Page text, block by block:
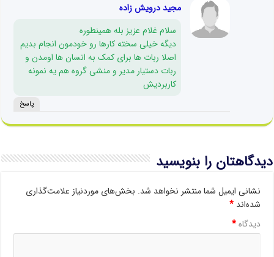
مجید درویش زاده
سلام غلام عزیز بله همینطوره
دیگه خیلی سخته کارها رو خودمون انجام بدیم
اصلا ربات ها برای کمک به انسان ها اومدن و
ربات دستیار مدیر و منشی گروه هم یه نمونه
کاربردیش
پاسخ
دیدگاهتان را بنویسید
نشانی ایمیل شما منتشر نخواهد شد. بخش‌های موردنیاز علامت‌گذاری
شده‌اند*
دیدگاه*